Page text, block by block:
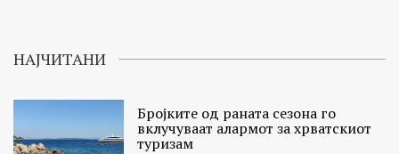
НАЈЧИТАНИ
Бројките од раната сезона го
вклучуваат алармот за хрватскиот
туризам